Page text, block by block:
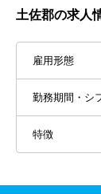
土佐郡の求人
雇用形態
勤務期間・シ
特徴